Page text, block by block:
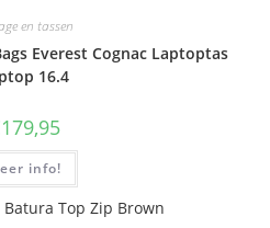
en tassen
Everest Cognac Laptoptas
16.4
179,95
info!